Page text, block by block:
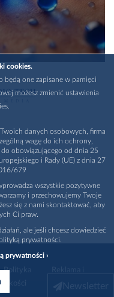
Polityka
promocja
cookies.
będą one zapisane w pamięci
możesz zmienić ustawienia
danych osobowych, firma
wagę do ich ochrony,
do obowiązującego od dnia 25
i Rady (UE) z dnia 27
679
wszystkie pozytywne
i przechowujemy Twoje
się z nami skontaktować, aby
Ci praw.
ale jeśli chcesz dowiedzieć
prywatności.
prywatności ›
Newsletter